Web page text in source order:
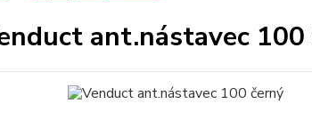
ant.nástavec 100